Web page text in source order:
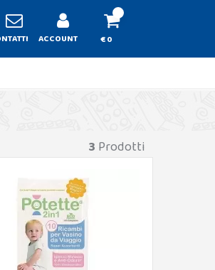
ACCOUNT € 0
3 Prodotti